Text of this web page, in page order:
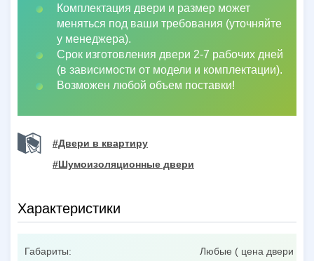
Комплектация двери и размер может
меняться под ваши требования (уточняйте
у менеджера).
Срок изготовления двери 2-7 рабочих дней
(в зависимости от модели и комплектации).
Возможен любой объем поставки!
#Двери в квартиру
#Шумоизоляционные двери
Характеристики
Габариты: Любые ( цена двери